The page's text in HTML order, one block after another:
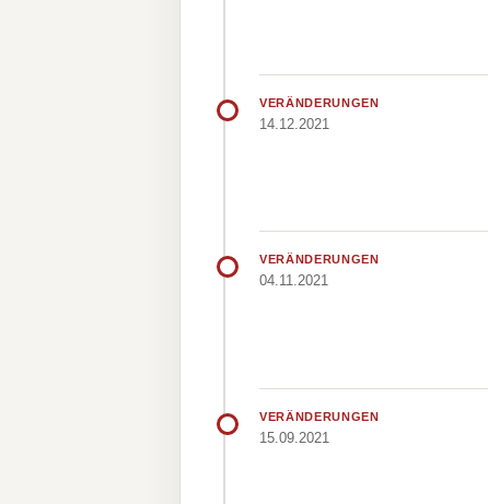
VERÄNDERUNGEN
14.12.2021
VERÄNDERUNGEN
04.11.2021
VERÄNDERUNGEN
15.09.2021